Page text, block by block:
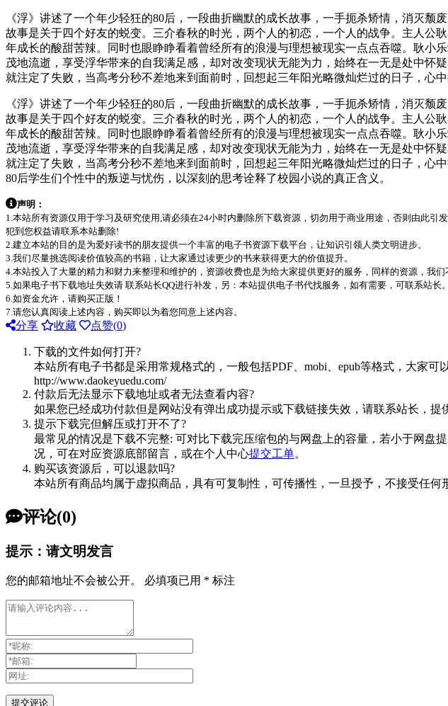
《浮》讲述了一个年少轻狂的80后，一段曲折幽默的成长故事，一手扼杀矫情，消灭
故事是关于四个好友的蜕变。三介春秋的时光，两个人的初恋，一个人的战争。主人
年成长的酸甜苦辣。同时也眼睁睁看着曾经所有的浪漫与理想被现实一点点吞噬。耿
茂地流逝，享受浮华带来的自我满足感，却对改变现状无能为力，始终在一无是处中
就注定了失败，当高考分秒不差地来到面前时，回想起三年阳光略微灿烂过的日子，心
《浮》讲述了一个年少轻狂的80后，一段曲折幽默的成长故事，一手扼杀矫情，消灭
故事是关于四个好友的蜕变。三介春秋的时光，两个人的初恋，一个人的战争。主人
年成长的酸甜苦辣。同时也眼睁睁看着曾经所有的浪漫与理想被现实一点点吞噬。耿
茂地流逝，享受浮华带来的自我满足感，却对改变现状无能为力，始终在一无是处中
就注定了失败，当高考分秒不差地来到面前时，回想起三年阳光略微灿烂过的日子，
80后学生们个性中的叛逆与忧伤，以深刻的思考诠释了校园小说的真正含义。
声明：
1.本站所有资源仅用于学习及研究使用,请必须在24小时内删除所下载资源，切勿用于商业用途，否则由此
犯到您权益请联系本站删除!
2.建立本站的目的是为爱好读书的朋友提供一个丰富的电子书资源下载平台，让知识引领人类文明进步。
3.我们尽量挑选阅读价值较高的书籍，让大家通过读更少的书来获得更大的价值提升。
4.本站投入了大量的精力和财力来整理和维护的，资源收费也是为给大家提供更好的服务，同样的资源，我
5.如果电子书下载地址失效请 联系站长QQ进行补发，另：本站提供电子书代找服务，如有需要，可联系站长。
6.如资金允许，请购买正版！
7.请您认真阅读上述内容，购买即以为着您同意上述内容。
分享 收藏 点赞(0)
下载的文件如何打开?
本站所有电子书都是采用常规格式的，一般包括PDF、mobi、epub等格式，大家
http://www.daokeyuedu.com/
付款后无法显示下载地址或者无法查看内容?
如果您已经成功付款但是网站没有弹出成功提示或下载链接失效，请联系站长，提
提示下载完但解压或打开不了?
最常见的情况是下载不完整: 可对比下载完压缩包的与网盘上的容量，若小于网盘
况，可在对应资源底部留言，或在个人中心提交工单。
购买该资源后，可以退款吗?
本站所有商品均属于虚拟商品，具有可复制性，可传播性，一旦授予，不接受任
评论(0)
提示：请文明发言
您的邮箱地址不会被公开。 必填项已用 * 标注